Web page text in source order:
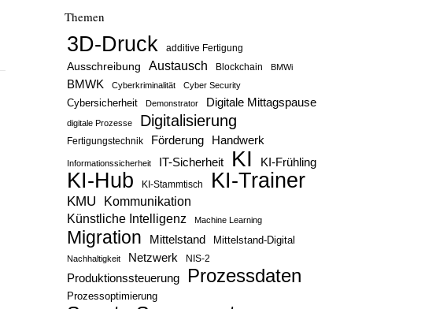
Themen
3D-Druck additive Fertigung
Ausschreibung Austausch Blockchain BMWi
BMWK Cyberkriminalität Cyber Security
Cybersicherheit Demonstrator Digitale Mittagspause
digitale Prozesse Digitalisierung
Fertigungstechnik Förderung Handwerk
Informationssicherheit IT-Sicherheit KI KI-Frühling
KI-Hub KI-Stammtisch KI-Trainer
KMU
Kommunikation
Künstliche Intelligenz
Machine Learning
Migration Mittelstand Mittelstand-Digital
Nachhaltigkeit Netzwerk NIS-2
Produktionssteuerung Prozessdaten
Prozessoptimierung